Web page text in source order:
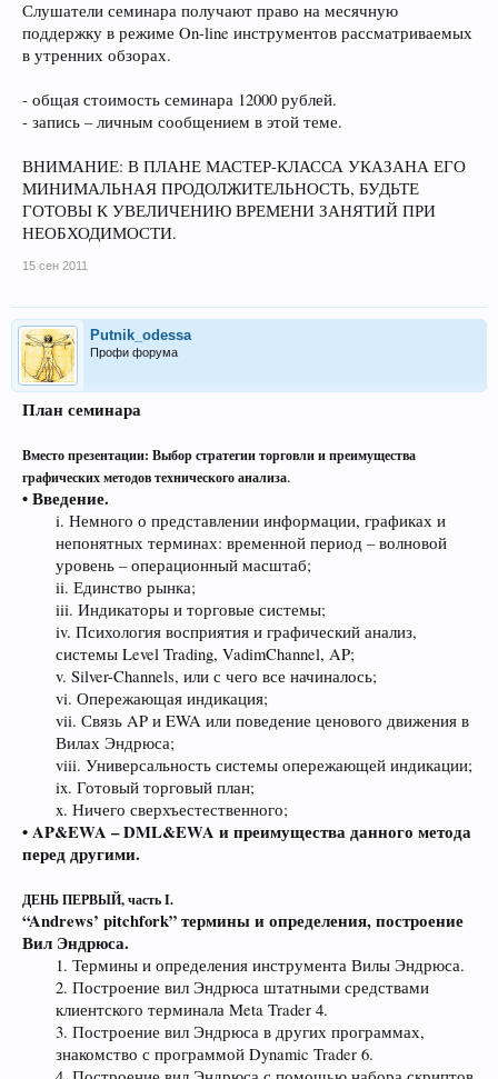
Слушатели семинара получают право на месячную
поддержку в режиме On-line инструментов рассматриваемых
в утренних обзорах.
- общая стоимость семинара 12000 рублей.
- запись – личным сообщением в этой теме.
ВНИМАНИЕ: В ПЛАНЕ МАСТЕР-КЛАССА УКАЗАНА ЕГО
МИНИМАЛЬНАЯ ПРОДОЛЖИТЕЛЬНОСТЬ, БУДЬТЕ
ГОТОВЫ К УВЕЛИЧЕНИЮ ВРЕМЕНИ ЗАНЯТИЙ ПРИ
НЕОБХОДИМОСТИ.
15 сен 2011
Putnik_odessa
Профи форума
План семинара
Вместо презентации: Выбор стратегии торговли и преимущества
графических методов технического анализа.
• Введение.
i. Немного о представлении информации, графиках и
непонятных терминах: временной период – волновой
уровень – операционный масштаб;
ii. Единство рынка;
iii. Индикаторы и торговые системы;
iv. Психология восприятия и графический анализ,
системы Level Trading, VadimChannel, AP;
v. Silver-Channels, или с чего все начиналось;
vi. Опережающая индикация;
vii. Связь AP и EWA или поведение ценового движения в
Вилах Эндрюса;
viii. Универсальность системы опережающей индикации;
ix. Готовый торговый план;
x. Ничего сверхъестественного;​
• AP&EWA – DML&EWA и преимущества данного метода
перед другими.
ДЕНЬ ПЕРВЫЙ, часть I.
“Andrews’ pitchfork” термины и определения, построение
Вил Эндрюса.
1. Термины и определения инструмента Вилы Эндрюса.
2. Построение вил Эндрюса штатными средствами
клиентского терминала Meta Trader 4.
3. Построение вил Эндрюса в других программах,
знакомство с программой Dynamic Trader 6.